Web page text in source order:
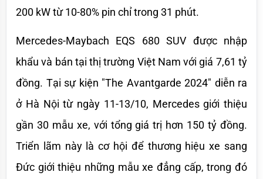
200 kW từ 10-80% pin chỉ trong 31 phút.
Mercedes-Maybach EQS 680 SUV được nhập
khẩu và bán tại thị trường Việt Nam với giá 7,61 tỷ
đồng. Tại sự kiện "The Avantgarde 2024" diễn ra
ở Hà Nội từ ngày 11-13/10, Mercedes giới thiệu
gần 30 mẫu xe, với tổng giá trị hơn 150 tỷ đồng.
Triển lãm này là cơ hội để thương hiệu xe sang
Đức giới thiệu những mẫu xe đẳng cấp, trong đó